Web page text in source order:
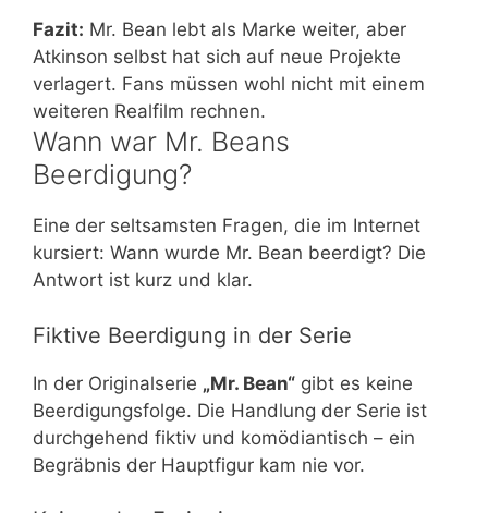
Fazit: Mr. Bean lebt als Marke weiter, aber
Atkinson selbst hat sich auf neue Projekte
verlagert. Fans müssen wohl nicht mit einem
weiteren Realfilm rechnen.
Wann war Mr. Beans
Beerdigung?
Eine der seltsamsten Fragen, die im Internet
kursiert: Wann wurde Mr. Bean beerdigt? Die
Antwort ist kurz und klar.
Fiktive Beerdigung in der Serie
In der Originalserie „Mr. Bean“ gibt es keine
Beerdigungsfolge. Die Handlung der Serie ist
durchgehend fiktiv und komödiantisch – ein
Begräbnis der Hauptfigur kam nie vor.